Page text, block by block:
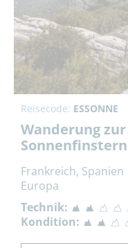
Reisecode: ESSONNE
Wanderung
Frankreich, Spanien
Europa
Technik:
Kondition: